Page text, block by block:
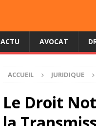
ACTU AVOCAT
ACCUEIL JURIDIQUE
Le Droit